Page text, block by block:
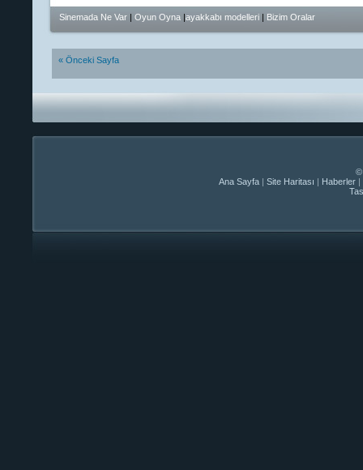
Sinemada Ne Var | Oyun Oyna |ayakkabı modelleri| Bizim Oralar
« Önceki Sayfa
©
Ana Sayfa | Site Haritası | Haberler|